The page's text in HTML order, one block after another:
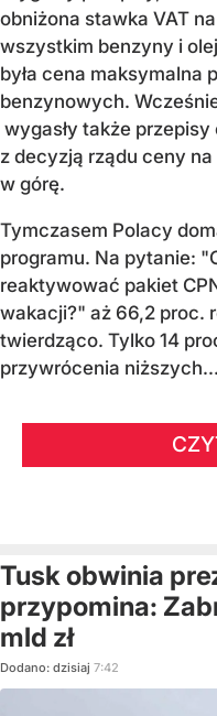
obniżona stawka VAT
wszystkim benzyny i
była cena maksymalna
benzynowych.
wygasły także
z decyzją rządu ceny
w górę.
Tymczasem Polacy
programu. Na pytanie:
reaktywować pakiet
wakacji?" aż 66,2 proc.
twierdząco. Tylko 14
przywrócenia niższych...
Tusk obwinia
przypomina:
mld zł
Dodano: dzisiaj 7:42